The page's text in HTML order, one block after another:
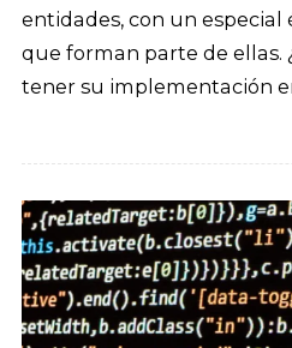
entidades, con un especial
que forman parte de ellas.
tener su implementación